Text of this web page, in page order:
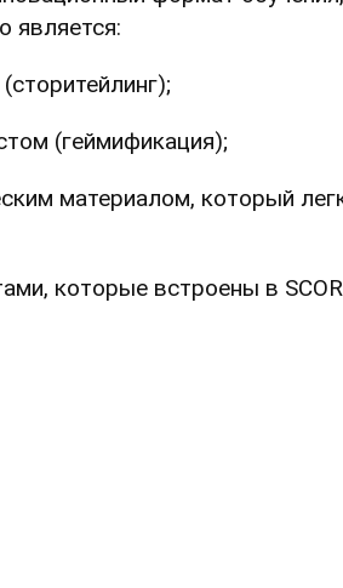
является:
(геймификация);
материалом, который
которые встроены в